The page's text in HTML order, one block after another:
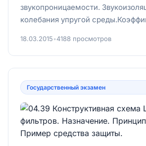
звукопроницаемости.
колебания упругой
18.03.2015•4188 просмотров
Государственный экзамен